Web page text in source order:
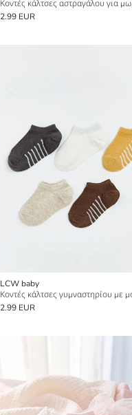
2.99 EUR
LCW baby
2.99 EUR